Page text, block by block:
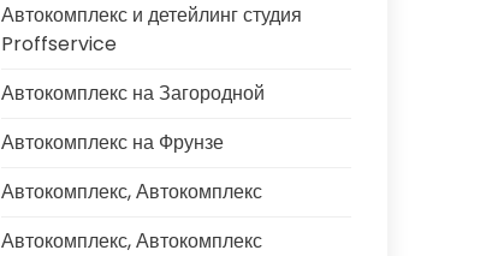
Автокомплекс и детейлинг студия
Proffservice
Автокомплекс на Загородной
Автокомплекс на Фрунзе
Автокомплекс, Автокомплекс
Автокомплекс, Автокомплекс